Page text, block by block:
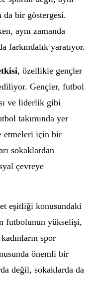
da bir göstergesi.
aynı zamanda
farkındalık yaratıyor.
, özellikle gençler
Gençler, futbol
ve liderlik gibi
takımında yer
etmeleri için bir
sokaklardan
çevreye
eşitliği konusundaki
futbolunun yükselişi,
spor
önemli bir
değil, sokaklarda da